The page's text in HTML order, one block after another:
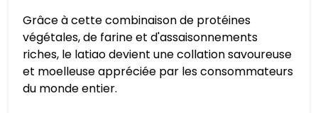
Grâce à cette combinaison de protéines
végétales, de farine et d'assaisonnements
riches, le latiao devient une collation savoureuse
et moelleuse appréciée par les consommateurs
du monde entier.